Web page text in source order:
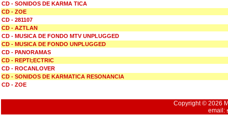
CD - SONIDOS DE KARMA TICA
CD - ZOE
CD - 281107
CD - AZTLAN
CD - MUSICA DE FONDO MTV UNPLUGGED
CD - MUSICA DE FONDO UNPLUGGED
CD - PANORAMAS
CD - REPTI;ECTRIC
CD - ROCANLOVER
CD - SONIDOS DE KARMATICA RESONANCIA
CD - ZOE
Copyright © 2026
email: